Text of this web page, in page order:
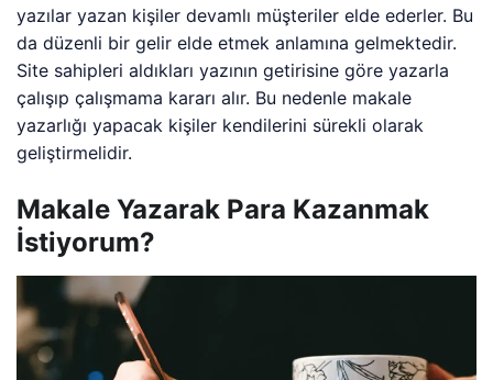
yazılar yazan kişiler devamlı müşteriler elde ederler. Bu
da düzenli bir gelir elde etmek anlamına gelmektedir.
Site sahipleri aldıkları yazının getirisine göre yazarla
çalışıp çalışmama kararı alır. Bu nedenle makale
yazarlığı yapacak kişiler kendilerini sürekli olarak
geliştirmelidir.
Makale Yazarak Para Kazanmak
İstiyorum?